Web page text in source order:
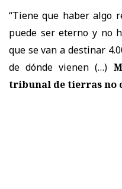
“Tiene que haber algo
puede ser eterno y no
que se van a destinar
de dónde vienen (…)
tribunal de tierras no